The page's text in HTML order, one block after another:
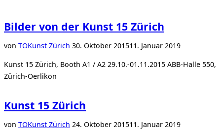
Bilder von der Kunst 15 Zürich
von TOKunst Zürich Veröffentlicht
30. Oktober 201511. Januar 2019
Kunst 15 Zürich, Booth A1 / A2 29.10.-01.11.2015 ABB-Halle 550,
Zürich-Oerlikon
Kunst 15 Zürich
von TOKunst Zürich Veröffentlicht
24. Oktober 201511. Januar 2019